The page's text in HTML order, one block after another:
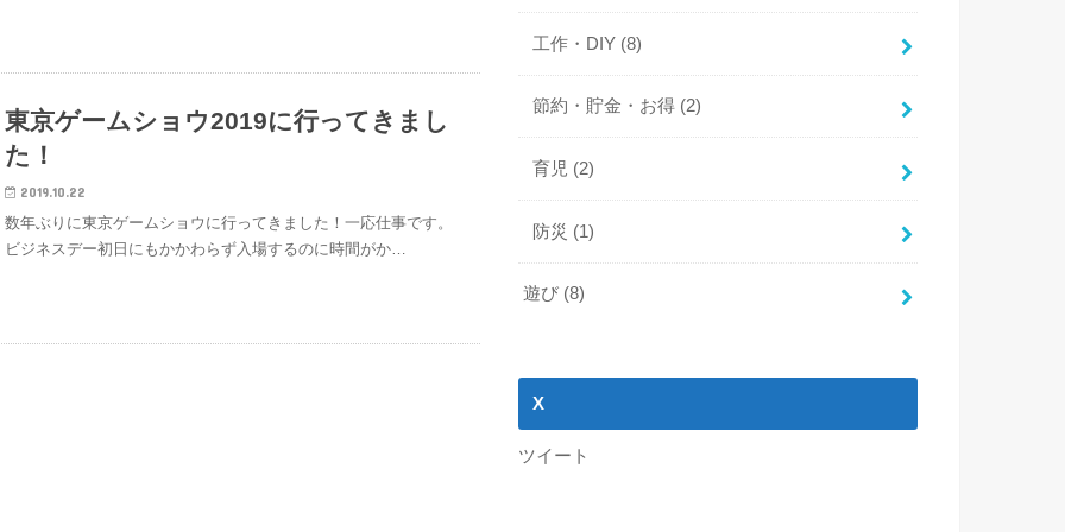
東京ゲームショウ2019に行ってきまし
た！
2019.10.22
数年ぶりに東京ゲームショウに行ってきました！一応仕事です。
ビジネスデー初日にもかかわらず入場するのに時間がか…
工作・DIY (8)
節約・貯金・お得 (2)
育児 (2)
防災 (1)
遊び (8)
X
ツイート